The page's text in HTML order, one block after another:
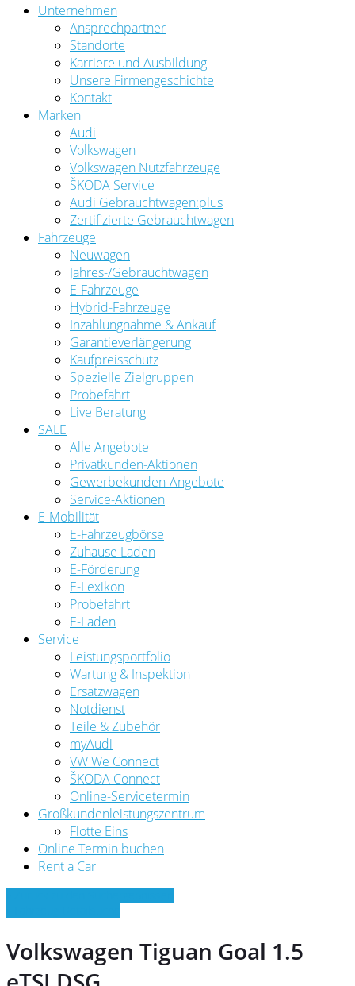
Unternehmen
Ansprechpartner
Standorte
Karriere und Ausbildung
Unsere Firmengeschichte
Kontakt
Marken
Audi
Volkswagen
Volkswagen Nutzfahrzeuge
ŠKODA Service
Audi Gebrauchtwagen:plus
Zertifizierte Gebrauchtwagen
Fahrzeuge
Neuwagen
Jahres-/Gebrauchtwagen
E-Fahrzeuge
Hybrid-Fahrzeuge
Inzahlungnahme & Ankauf
Garantieverlängerung
Kaufpreisschutz
Spezielle Zielgruppen
Probefahrt
Live Beratung
SALE
Alle Angebote
Privatkunden-Aktionen
Gewerbekunden-Angebote
Service-Aktionen
E-Mobilität
E-Fahrzeugbörse
Zuhause Laden
E-Förderung
E-Lexikon
Probefahrt
E-Laden
Service
Leistungsportfolio
Wartung & Inspektion
Ersatzwagen
Notdienst
Teile & Zubehör
myAudi
VW We Connect
ŠKODA Connect
Online-Servicetermin
Großkundenleistungszentrum
Flotte Eins
Online Termin buchen
Rent a Car
Volkswagen Tiguan Goal 1.5